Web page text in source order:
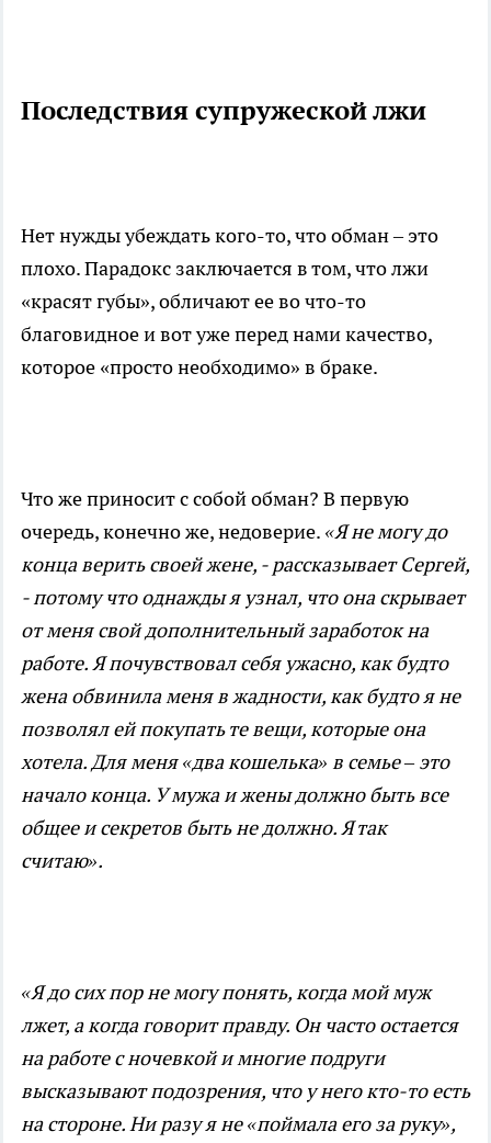
Последствия супружеской лжи
Нет нужды убеждать кого-то, что обман – это
плохо. Парадокс заключается в том, что лжи
«красят губы», обличают ее во что-то
благовидное и вот уже перед нами качество,
которое «просто необходимо» в браке.
Что же приносит с собой обман? В первую
очередь, конечно же, недоверие. «Я не могу до
конца верить своей жене, - рассказывает Сергей,
- потому что однажды я узнал, что она скрывает
от меня свой дополнительный заработок на
работе. Я почувствовал себя ужасно, как будто
жена обвинила меня в жадности, как будто я не
позволял ей покупать те вещи, которые она
хотела. Для меня «два кошелька» в семье – это
начало конца. У мужа и жены должно быть все
общее и секретов быть не должно. Я так
считаю».
«Я до сих пор не могу понять, когда мой муж
лжет, а когда говорит правду. Он часто остается
на работе с ночевкой и многие подруги
высказывают подозрения, что у него кто-то есть
на стороне. Ни разу я не «поймала его за руку»,